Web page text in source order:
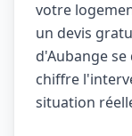
votre
un devis
d'Aubange
chiffre
situation